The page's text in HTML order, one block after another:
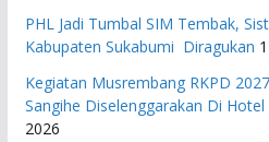
PHL Jadi Tumbal SIM Tembak,
Kabupaten Sukabumi Diragukan
Kegiatan Musrembang RKPD
Sangihe Diselenggarakan Di
2026